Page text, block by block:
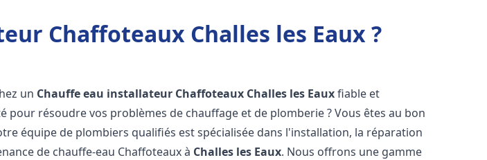
Chaffoteaux Challes les Eaux ?
un Chauffe eau installateur Chaffoteaux Challes les Eauxfiable et
pour résoudre vos problèmes de chauffage et de plomberie ? Vous êtes au bon
équipe de plombiers qualifiés est spécialisée dans l'installation, la réparation
de chauffe-eau Chaffoteaux à Challes les Eaux. Nous offrons une gamme